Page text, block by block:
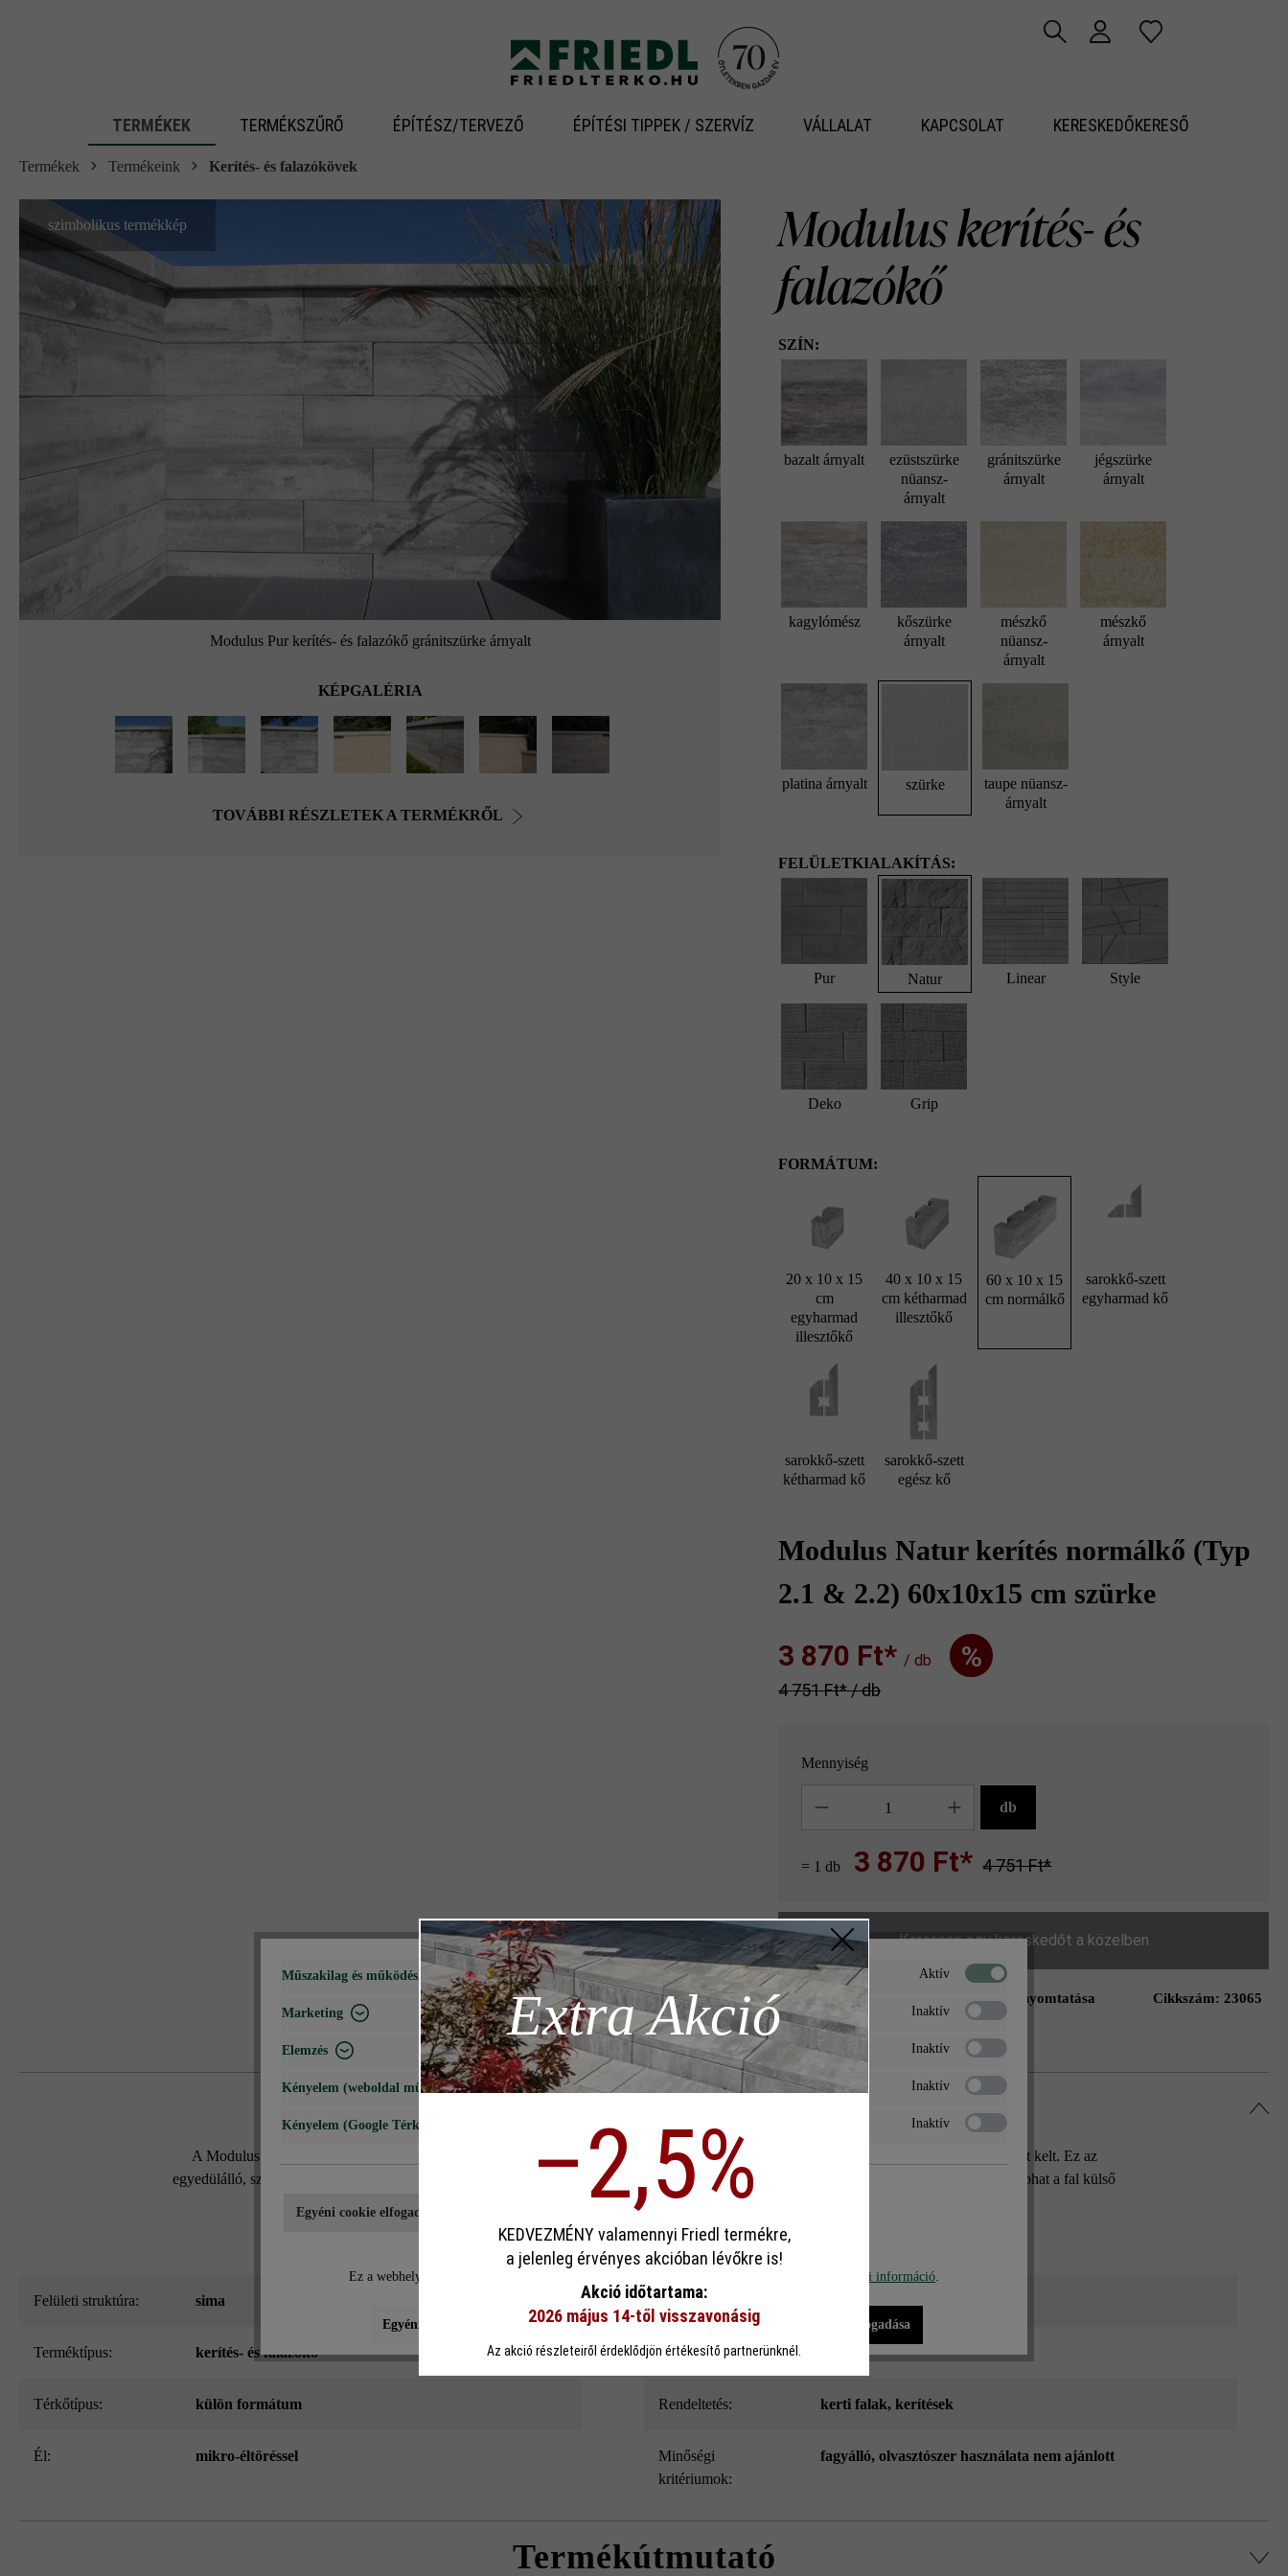
TERMÉKEK TERMÉKSZŰRŐ ÉPÍTÉSZ/TERVEZŐ ÉPÍTÉSI TIPPEK / SZERVÍZ VÁLLALAT KAPCSOLAT KERESKEDŐKERESŐ
Termékek Termékeink Kerítés- és falazókövek
Modulus Pur kerítés- és falazókő gránitszürke árnyalt
szimbolikus termékkép
KÉPGALÉRIA
TOVÁBBI RÉSZLETEK A TERMÉKRŐL
Modulus kerítés- és
falazókő
SZÍN:
bazalt árnyalt
ezüstszürke
nüansz-
árnyalt
gránitszürke
árnyalt
jégszürke
árnyalt
kagylómész
kőszürke
árnyalt
mészkő
nüansz-
árnyalt
mészkő
árnyalt
platina árnyalt szürke
taupe nüansz-
árnyalt
FELÜLETKIALAKÍTÁS:
Pur Natur Linear Style
Deko Grip
FORMÁTUM:
20 x 10 x 15
cm
egyharmad
illesztőkő
40 x 10 x 15
cm kétharmad
illesztőkő
60 x 10 x 15
cm normálkő
sarokkő-szett
egyharmad kő
sarokkő-szett
kétharmad kő
sarokkő-szett
egész kő
Modulus Natur kerítés normálkő (Typ
2.1 & 2.2) 60x10x15 cm szürke
3 870 Ft‎‎‎*/ db %
4 751 Ft‎‎‎* / db
Mennyiség
db
= 1 db 3 870 Ft* 4 751 Ft*
Keressen egy kereskedőt a közelben
Hozzáadás a kívánságlistáhozOldal nyomtatása Cikkszám: 23065
A Modulus Pur kerítés- és falazókő modern hosszúságával és gyönyörű árnyékolásával, gazdag kidolgozottságával igazán mély benyomást kelt. Ez az
egyedülálló, szabadalmaztatott kőrendszernek köszönhető. Emellett a Modulus Pur kerítés- és falazókő speciális lerakásával más-más színt kaphat a fal külső
és belső oldala.
Felületi struktúra: sima Szín:
Terméktípus: kerítés- és falazókő Felületkialakítás:
Térkőtípus: külön formátum Rendeltetés: kerti falak, kerítések
él: mikro-éltöréssel
Minőségi
kritériumok:
fagyálló, olvasztószer használata nem ajánlott
Termékútmutató
Műszakilag és működéshez szükséges Aktív
Marketing Inaktív
Elemzés Inaktív
Kényelem (weboldal működése) Inaktív
Kényelem (Google Térkép) Inaktív
Egyéni cookie elfogadása
Ez a webhely cookie-kat használ, hogy a lehető legjobb funkcionalitást kínálja Önnek... További információ.
Egyéni beállítások Csak funkcionális cookie elfogadása Minden cookie elfogadása
Extra Akció
–2,5%
KEDVEZMÉNY valamennyi Friedl termékre,
a jelenleg érvényes akcióban lévőkre is!
Akció időtartama:
2026 május 14-től visszavonásig
Az akció részleteiről érdeklődjön értékesítő partnerünknél.